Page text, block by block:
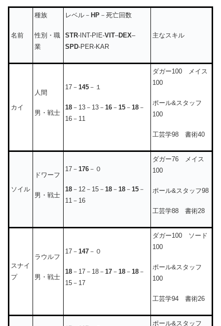
名前
種族
性別・職
業
レベル－ HP －死亡回数
STR-INT-PIE-VIT–DEX–
SPD-PER-KAR
主なスキル
カイ
人間
男・戦士
17－ 145 －１
18 －13－13－ 16 － 15 － 18 －
16－11
ダガー100 メイス
100
ポール&スタッフ
100
工芸学98 書術40
ソイル
ドワーフ
男・戦士
17－ 176 －０
18 －12－15－ 18 － 18 － 15 －
11－16
ダガー76 メイス
100
ポール&スタッフ98
工芸学88 書術28
スナイ
プ
ラウルフ
男・戦士
17－ 147 －０
18 －17－18－ 17 － 18 － 18 －
15－17
ダガー100 ソード
100
ポール&スタッフ
100
工芸学94 書術26
ポール&スタッフ